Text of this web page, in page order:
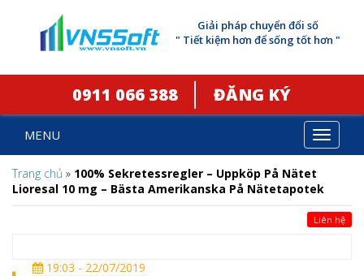
Giải pháp chuyển đổi số
" Tiết kiệm hơn để sống tốt hơn "
0911 066 388 ĐĂNG KÝ
Toggle
MENU
Trang chủ » 100% Sekretessregler – Uppköp På Nätet
Lioresal 10 mg – Bästa Amerikanska På Nätetapotek
Liên hệ
19:03 - 22/07/2019